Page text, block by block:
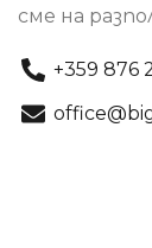
сме на
+359 876